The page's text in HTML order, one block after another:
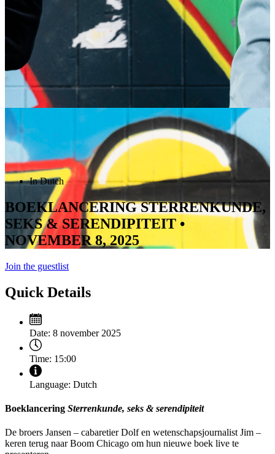
In Dutch
BOEKLANCERING STERRENKUNDE,
SEKS & SERENDIPITEIT •
NOVEMBER 8, 2025
Join the guestlist
Quick Details
Date: 8 november 2025
Time: 15:00
Language: Dutch
Boeklancering Sterrenkunde, seks & serendipiteit
De broers Jansen – cabaretier Dolf en wetenschapsjournalist Jim –
keren terug naar Boom Chicago om hun nieuwe boek live te